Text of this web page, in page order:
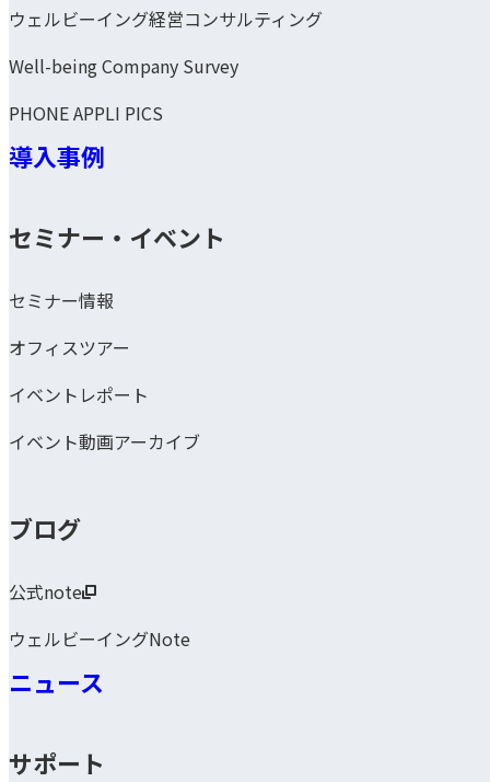
ウェルビーイング経営コンサルティング
Well-being Company Survey
PHONE APPLI PICS
導入事例
セミナー・イベント
セミナー情報
オフィスツアー
イベントレポート
イベント動画アーカイブ
ブログ
公式note
ウェルビーイングNote
ニュース
サポート